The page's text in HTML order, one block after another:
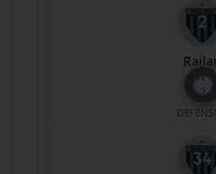
Nº
2